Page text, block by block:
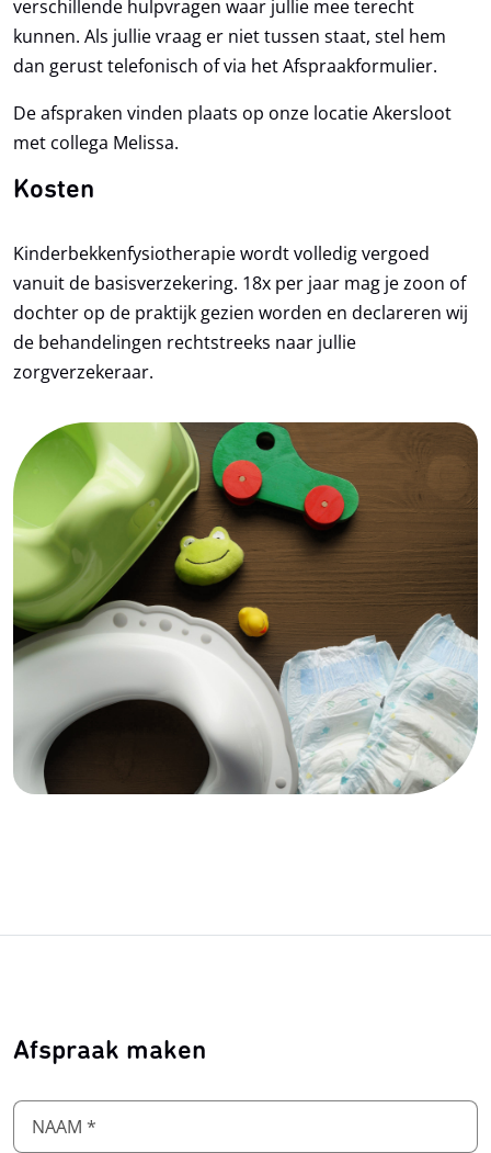
verschillende hulpvragen waar jullie mee terecht
kunnen. Als jullie vraag er niet tussen staat, stel hem
dan gerust telefonisch of via het Afspraakformulier.
De afspraken vinden plaats op onze locatie Akersloot
met collega Melissa.
Kosten
Kinderbekkenfysiotherapie wordt volledig vergoed
vanuit de basisverzekering. 18x per jaar mag je zoon of
dochter op de praktijk gezien worden en declareren wij
de behandelingen rechtstreeks naar jullie
zorgverzekeraar.
Afspraak maken